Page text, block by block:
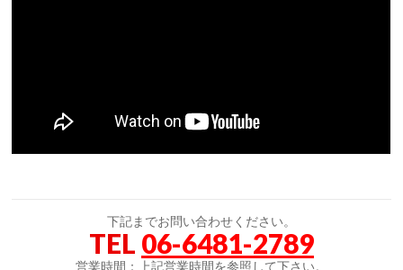
下記までお問い合わせください。
TEL 06-6481-2789
営業時間：上記営業時間を参照して下さい。